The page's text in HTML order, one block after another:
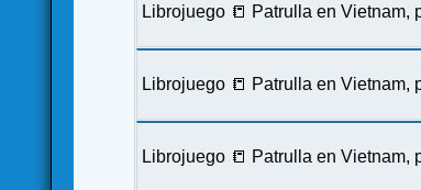
Librojuego 📒 Patrulla en Vietnam,
Librojuego 📒 Patrulla en Vietnam,
Librojuego 📒 Patrulla en Vietnam,